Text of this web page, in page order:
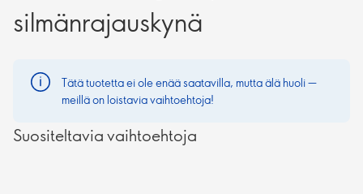
silmänrajauskynä
Tätä tuotetta ei ole enää saatavilla, mutta älä huoli —
meillä on loistavia vaihtoehtoja!
Suositeltavia vaihtoehtoja